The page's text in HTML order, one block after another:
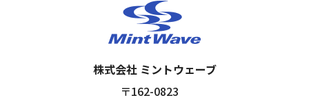
株式会社 ミントウェーブ
〒162-0823